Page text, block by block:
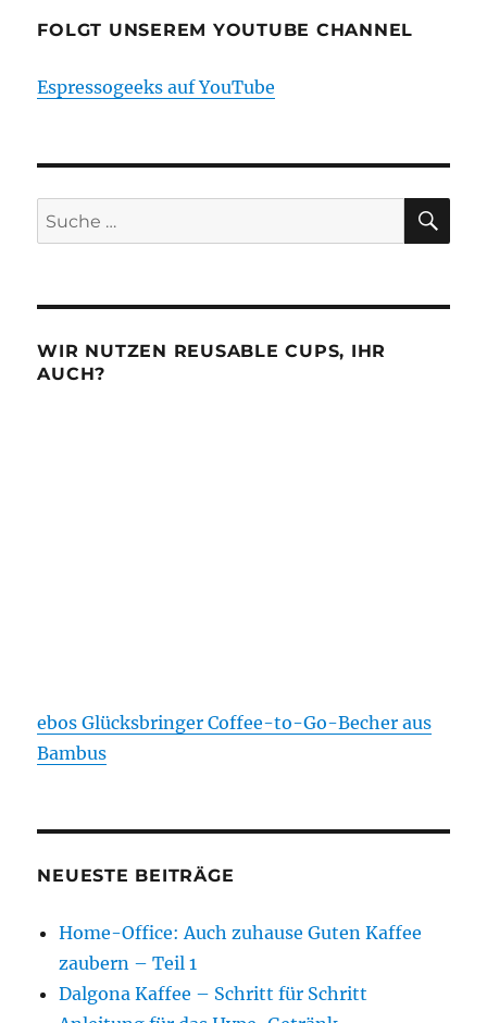
FOLGT UNSEREM YOUTUBE CHANNEL
Espressogeeks auf YouTube
Suche
nach:
WIR NUTZEN REUSABLE CUPS, IHR
AUCH?
ebos Glücksbringer Coffee-to-Go-Becher aus
Bambus
NEUESTE BEITRÄGE
Home-Office: Auch zuhause Guten Kaffee
zaubern – Teil 1
Dalgona Kaffee – Schritt für Schritt